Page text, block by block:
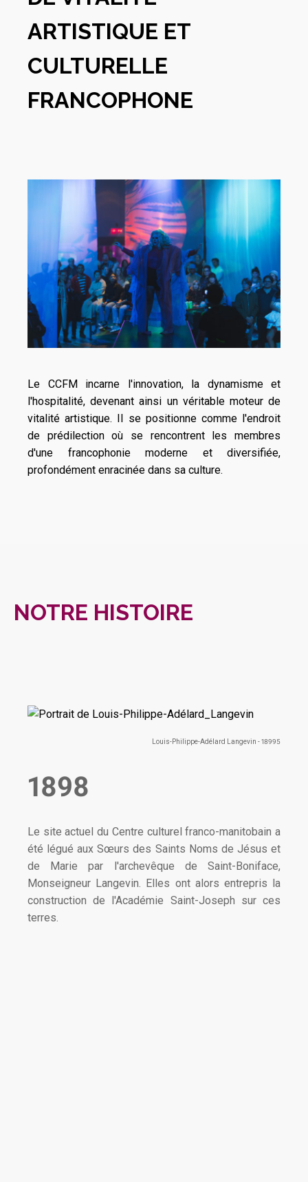
ARTISTIQUE ET
CULTURELLE
FRANCOPHONE
Le CCFM incarne l'innovation, la dynamisme et
l'hospitalité, devenant ainsi un véritable moteur de
vitalité artistique. Il se positionne comme l'endroit
de prédilection où se rencontrent les membres
d'une francophonie moderne et diversifiée,
profondément enracinée dans sa culture.
NOTRE HISTOIRE
Louis-Philippe-Adélard Langevin - 18995
1898
Le site actuel du Centre culturel franco-manitobain a
été légué aux Sœurs des Saints Noms de Jésus et
de Marie par l'archevêque de Saint-Boniface,
Monseigneur Langevin. Elles ont alors entrepris la
construction de l'Académie Saint-Joseph sur ces
terres.